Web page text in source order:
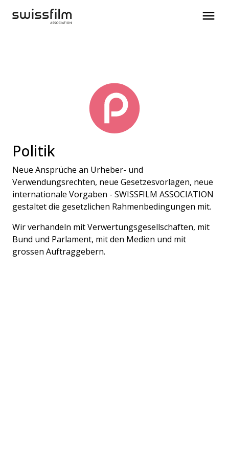
Politik
Neue Ansprüche an Urheber- und
Verwendungsrechten, neue Gesetzesvorlagen, neue
internationale Vorgaben - SWISSFILM ASSOCIATION
gestaltet die gesetzlichen Rahmenbedingungen mit.
Wir verhandeln mit Verwertungsgesellschaften, mit
Bund und Parlament, mit den Medien und mit
grossen Auftraggebern.